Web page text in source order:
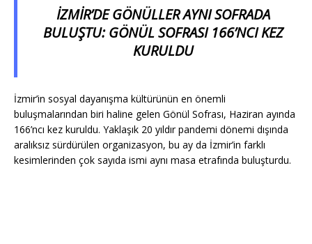
İZMİR’DE GÖNÜLLER AYNI SOFRADA
BULUŞTU: GÖNÜL SOFRASI 166’NCI KEZ
KURULDU
İzmir’in sosyal dayanışma kültürünün en önemli
buluşmalarından biri haline gelen Gönül Sofrası, Haziran ayında
166’ncı kez kuruldu. Yaklaşık 20 yıldır pandemi dönemi dışında
aralıksız sürdürülen organizasyon, bu ay da İzmir’in farklı
kesimlerinden çok sayıda ismi aynı masa etrafında buluşturdu.